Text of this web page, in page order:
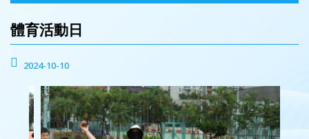
體育活動日
2024-10-10